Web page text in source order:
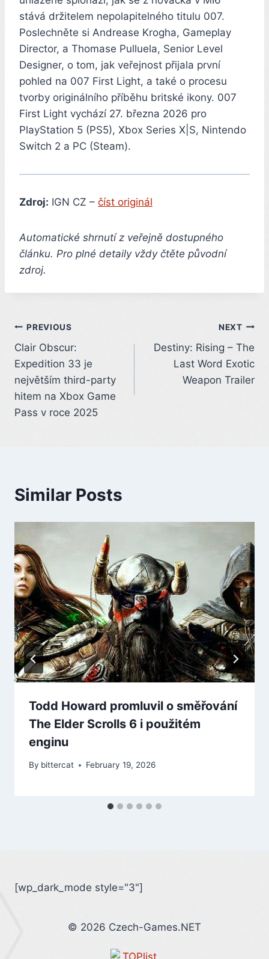
stává držitelem nepolapitelného titulu 007.
Poslechněte si Andrease Krogha, Gameplay
Director, a Thomase Pulluela, Senior Level
Designer, o tom, jak veřejnost přijala první
pohled na 007 First Light, a také o procesu
tvorby originálního příběhu britské ikony. 007
First Light vychází 27. března 2026 pro
PlayStation 5 (PS5), Xbox Series X|S, Nintendo
Switch 2 a PC (Steam).
Zdroj: IGN CZ – číst originál
Automatické shrnutí z veřejně dostupného
článku. Pro plné detaily vždy čtěte původní
zdroj.
Post
navigation
PREVIOUS
Clair Obscur:
Expedition 33 je
největším third-party
hitem na Xbox Game
Pass v roce 2025
NEXT
Destiny: Rising – The
Last Word Exotic
Weapon Trailer
Similar Posts
Todd Howard promluvil o směřování
The Elder Scrolls 6 i použitém
enginu
By bittercat February 19, 2026
[wp_dark_mode style="3"]
© 2026 Czech-Games.NET